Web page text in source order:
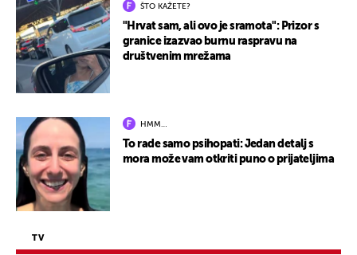
ŠTO KAŽETE?
"Hrvat sam, ali ovo je sramota": Prizor s
granice izazvao burnu raspravu na
društvenim mrežama
HMM…
To rade samo psihopati: Jedan detalj s
mora može vam otkriti puno o prijateljima
TV